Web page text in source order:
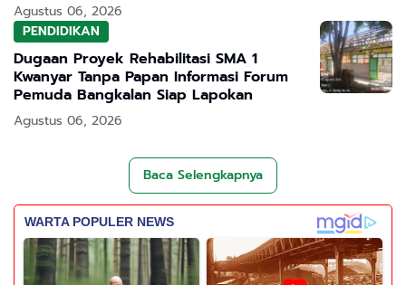
Agustus 06, 2026
PENDIDIKAN
Dugaan Proyek Rehabilitasi SMA 1
Kwanyar Tanpa Papan Informasi Forum
Pemuda Bangkalan Siap Lapokan
Agustus 06, 2026
Baca Selengkapnya